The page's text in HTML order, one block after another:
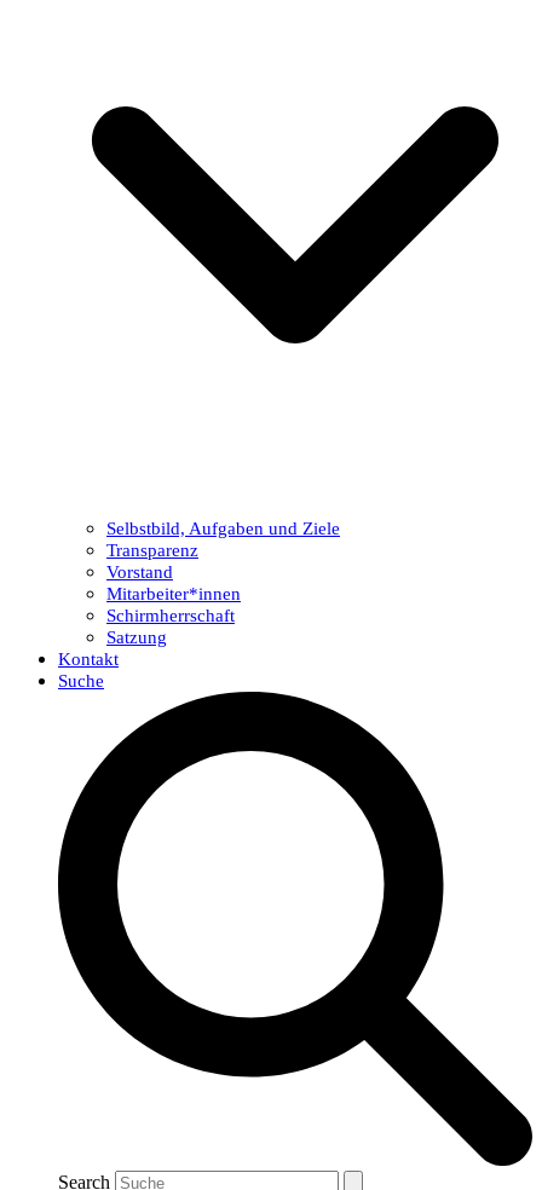
Selbstbild, Aufgaben und Ziele
Transparenz
Vorstand
Mitarbeiter*innen
Schirmherrschaft
Satzung
Kontakt
Suche
Search